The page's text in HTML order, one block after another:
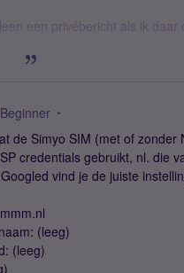
een privébericht als ik daar
Beginner
de Simyo SIM (met of
credentials gebruikt, nl. die
vind je de juiste
(leeg)
(leeg)